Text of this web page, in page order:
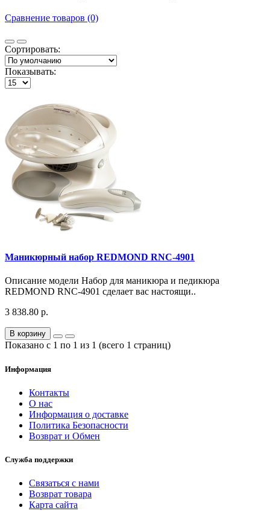
Сравнение товаров (0)
Сортировать:
Показывать:
Маникюрный набор REDMOND RNC-4901
Описание модели Набор для маникюра и педикюра
REDMOND RNC-4901 сделает вас настоящи..
3 838.80 р.
В корзину
Показано с 1 по 1 из 1 (всего 1 страниц)
Информация
Контакты
О нас
Информация о доставке
Политика Безопасности
Возврат и Обмен
Служба поддержки
Связаться с нами
Возврат товара
Карта сайта